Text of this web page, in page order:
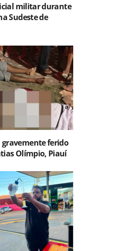
militar durante
Sudeste de
ferido
Olímpio, Piauí